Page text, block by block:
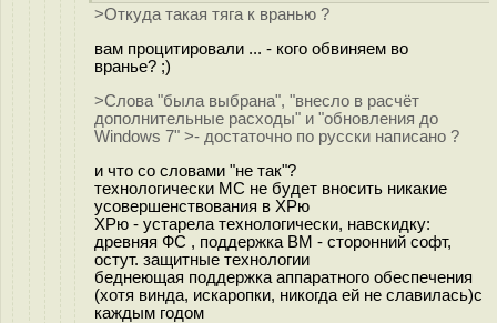
>Откуда такая тяга к вранью ?
вам процитировали ... - кого обвиняем во
вранье? ;)
>Слова "была выбрана", "внесло в расчёт
дополнительные расходы" и "обновления до
Windows 7" >- достаточно по русски написано ?
и что со словами "не так"?
технологически МС не будет вносить никакие
усовершенствования в ХРю
ХРю - устарела технологически, навскидку:
древняя ФС , поддержка ВМ - сторонний софт,
остут. защитные технологии
беднеющая поддержка аппаратного обеспечения
(хотя винда, искаропки, никогда ей не славилась)с
каждым годом